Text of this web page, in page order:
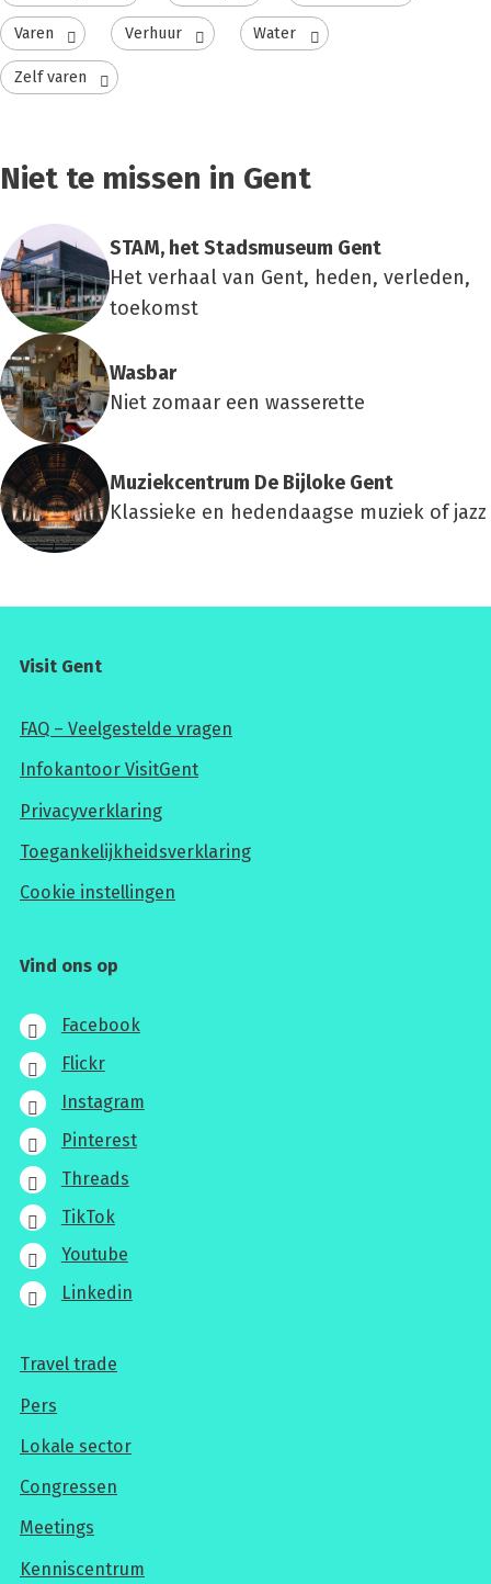
Varen Verhuur Water
Zelf varen
Niet te missen in Gent
STAM, het Stads­mu­se­um Gent
Het verhaal van Gent, heden, verleden,
toekomst
Was­bar
Niet zomaar een wasserette
Muziek­cen­trum De Bij­lo­ke Gent
Klassieke en hedendaagse muziek of jazz
Visit Gent
FAQ – Veelgestelde vragen
Infokantoor VisitGent
Privacyverklaring
Toegankelijkheidsverklaring
Cookie instellingen
Vind ons op
Facebook
Flickr
Instagram
Pinterest
Threads
TikTok
Youtube
Linkedin
Voor
professionals
Travel trade
Pers
Lokale sector
Congressen
Meetings
Kenniscentrum